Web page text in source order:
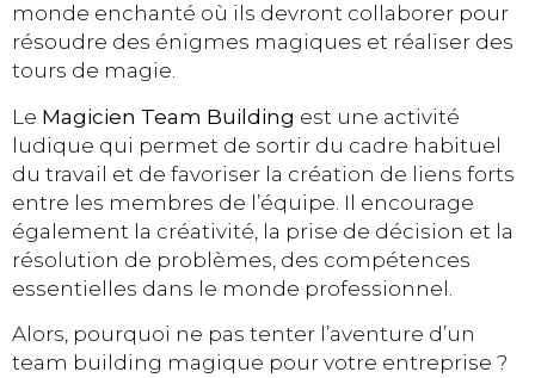
monde enchanté où ils devront collaborer pour
résoudre des énigmes magiques et réaliser des
tours de magie.
Le Magicien Team Building est une activité
ludique qui permet de sortir du cadre habituel
du travail et de favoriser la création de liens forts
entre les membres de l’équipe. Il encourage
également la créativité, la prise de décision et la
résolution de problèmes, des compétences
essentielles dans le monde professionnel.
Alors, pourquoi ne pas tenter l’aventure d’un
team building magique pour votre entreprise ?